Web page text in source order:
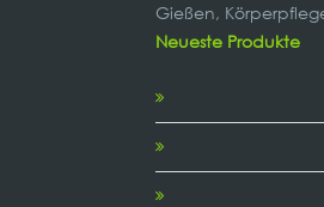
Gießen,
Neueste Produkte